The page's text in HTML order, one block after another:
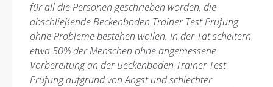
für all die Personen geschrieben worden, die
abschließende Beckenboden Trainer Test Prüfung
ohne Probleme bestehen wollen. In der Tat scheitern
etwa 50% der Menschen ohne angemessene
Vorbereitung an der Beckenboden Trainer Test-
Prüfung aufgrund von Angst und schlechter